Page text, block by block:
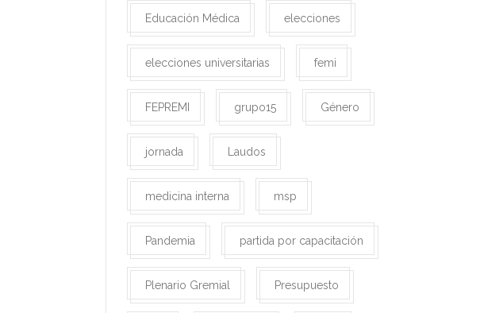
Educación Médica elecciones
elecciones universitarias femi
FEPREMI grupo15 Género
jornada Laudos
medicina interna msp
Pandemia partida por capacitación
Plenario Gremial Presupuesto